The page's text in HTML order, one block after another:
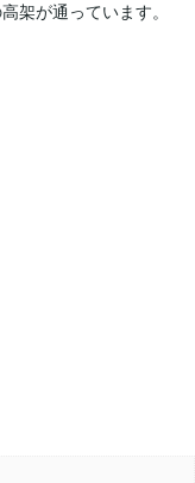
架が通っています。